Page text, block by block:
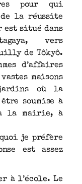
pour qui
la réussite
est situé dans
vers
de Tôkyô.
d’affaires
maisons
où la
soumise à
la mairie, à
je préfère
est assez
à l’école. Le